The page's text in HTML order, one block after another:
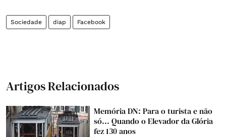
Sociedade diap Facebook
Artigos Relacionados
Memória DN: Para o turista e não
só... Quando o Elevador da Glória
fez 130 anos